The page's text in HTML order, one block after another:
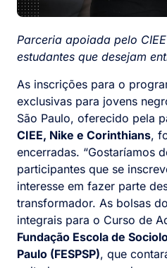
Parceria apoiada pelo
estudantes que desejam
As inscrições para o
exclusivas para jovens
São Paulo, oferecido pela
CIEE, Nike e Corinthians,
encerradas. “Gostaríamos
participantes que se
interesse em fazer parte
transformador. As bolsas
integrais para o Curso de
Fundação Escola de
Paulo (FESPSP), que